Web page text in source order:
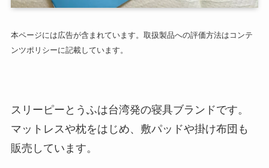
本ページには広告が含まれています。取扱製品への評価方法はコンテ
ンツポリシーに記載しています。
スリーピーとうふは台湾発の寝具ブランドです。
マットレスや枕をはじめ、敷パッドや掛け布団も
販売しています。